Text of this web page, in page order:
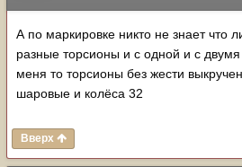
А по маркировке никто не знает что
разные торсионы и с одной и с
меня то торсионы без жести
шаровые и колёса 32
Вверх